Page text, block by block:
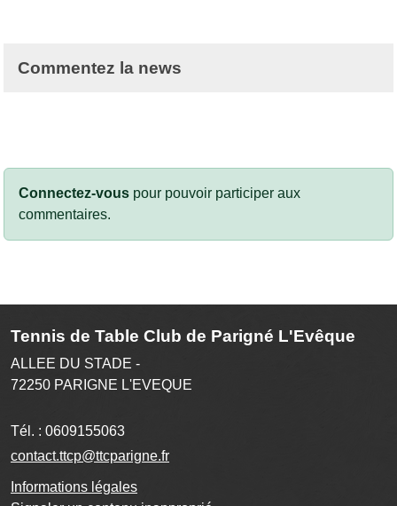
Commentez la news
Connectez-vous pour pouvoir participer aux
commentaires.
Tennis de Table Club de Parigné L'Evêque
ALLEE DU STADE -
72250 PARIGNE L'EVEQUE
Tél. : 0609155063
contact.ttcp@ttcparigne.fr
Informations légales